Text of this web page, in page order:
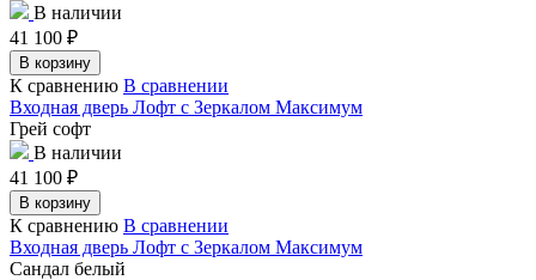
В наличии
41 100 ₽
В корзину
К сравнению В сравнении
Входная дверь Лофт с Зеркалом Максимум
Грей софт
В наличии
41 100 ₽
В корзину
К сравнению В сравнении
Входная дверь Лофт с Зеркалом Максимум
Сандал белый